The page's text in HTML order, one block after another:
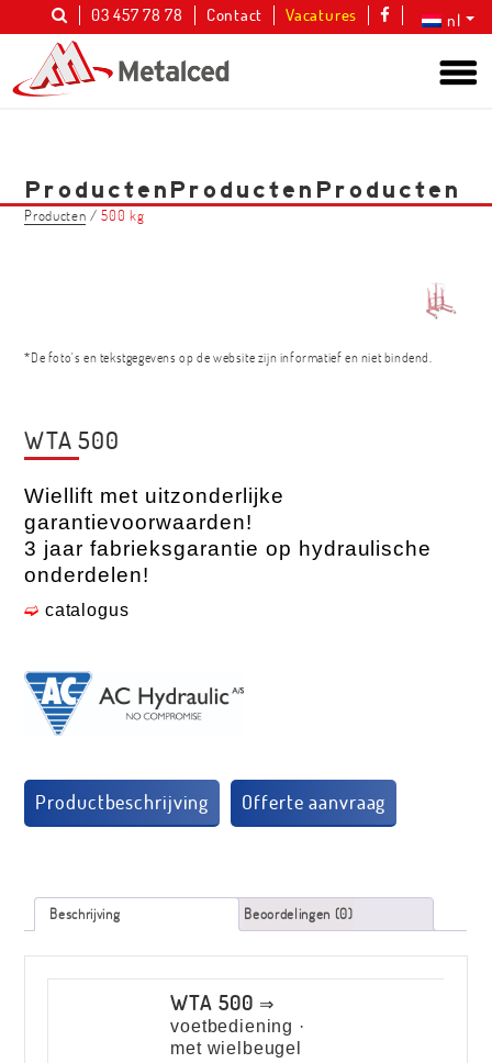
03 457 78 78 Contact Vacatures nl
ProductenProducten Producten
Producten /500 kg
*De foto's en tekstgegevens op de website zijn informatief en niet bindend.
WTA 500
Wiellift met uitzonderlijke
garantievoorwaarden!
3 jaar fabrieksgarantie op hydraulische
onderdelen!
➫catalogus
Productbeschrijving
Beschrijving Beoordelingen (0)
WTA 500 ⇒
voetbediening ·
met wielbeugel